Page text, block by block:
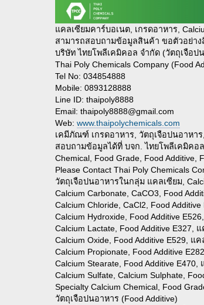
แคลเซียมคาร์บอเนต, เกรดอาหาร,
สามารถสอบถามข้อมูลสินค้า ขอตัวอย่า
บริษัท ไทยโพลีเคมิคอล จำกัด (วัตถุเจือป
Thai Poly Chemicals Company (Food
Tel No: 034854888
Mobile: 0893128888
Line ID: thaipoly8888
Email:thaipoly8888@gmail.com
Web:www.thaipolychemicals.com
เคมีภัณฑ์ เกรดอาหาร, วัตถุเจือปนอาหา
สอบถามข้อมูลได้ที่ บจก. ไทยโพลีเคมิค
Chemical, Food Grade, Food Additive,
Please Contact Thai Poly Chemicals
วัตถุเจือปนอาหารในกลุ่ม แคลเซียม,
Calcium Carbonate, CaCO3, Food
Calcium Chloride, CaCl2, Food
Calcium Hydroxide, Food Additive
Calcium Lactate, Food Additive E327,
Calcium Oxide, Food Additive E529,
Calcium Propionate, Food Additive
Calcium Stearate, Food Additive E470,
Calcium Sulfate, Calcium Sulphate,
Specialty Calcium Chemical, Food
วัตถุเจือปนอาหาร (Food Additive)